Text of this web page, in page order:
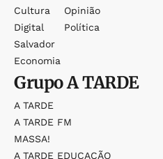
Cultura
Digital
Salvador
Economia
Opinião
Política
GrupoA TARDE
A TARDE
A TARDE FM
MASSA!
A TARDE EDUCAÇÃO